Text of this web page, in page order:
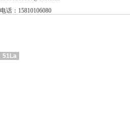
电话：15810106080
51La